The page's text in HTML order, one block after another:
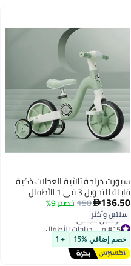
سبورت دراجة ثلاثية العجلات ذكية
قابلة للتحويل 3 في 1 للأطفال
الصغار مزودة بضوء وموسيقى
وعجلات تدريب قابلة للطي باللون
الأخضر
136.50
150 خصم 9%
سنتين وأكثر
#15 في دراجات الأطفال
أقل سعر في 7 يوم
توصيل مجاني
#15 في دراجات الأطفال
خصم إضافي %15 + 1